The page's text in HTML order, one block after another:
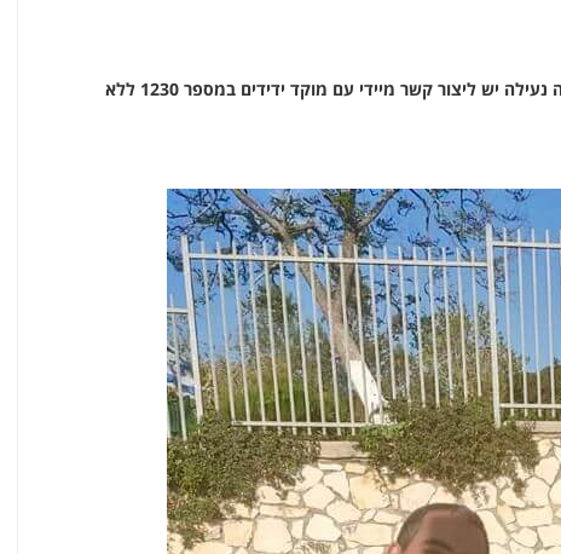
בידידים שבים וקוראים להורים לשמור עליהם את מפתח הרכב • במקרה נעילה יש ליצור קשר מיידי עם מוקד ידידים במספר 1230 ללא